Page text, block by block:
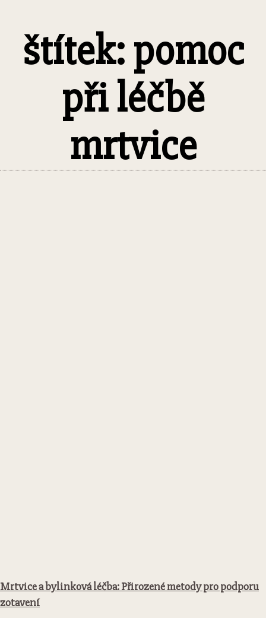
štítek: pomoc
při léčbě
mrtvice
Mrtvice a bylinková léčba: Přirozené metody pro podporu
zotavení